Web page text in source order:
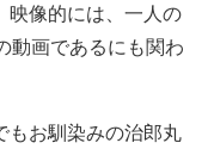
映像的には、一人の
動画であるにも関わ
お馴染みの治郎丸